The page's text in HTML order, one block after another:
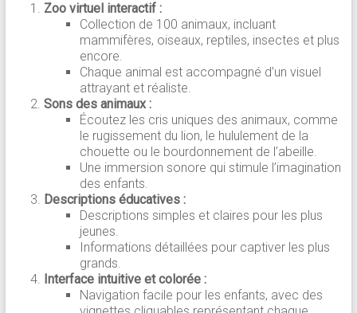
Zoo virtuel interactif :
Collection de 100 animaux, incluant
mammifères, oiseaux, reptiles, insectes et plus
encore.
Chaque animal est accompagné d’un visuel
attrayant et réaliste.
Sons des animaux :
Écoutez les cris uniques des animaux, comme
le rugissement du lion, le hululement de la
chouette ou le bourdonnement de l’abeille.
Une immersion sonore qui stimule l’imagination
des enfants.
Descriptions éducatives :
Descriptions simples et claires pour les plus
jeunes.
Informations détaillées pour captiver les plus
grands.
Interface intuitive et colorée :
Navigation facile pour les enfants, avec des